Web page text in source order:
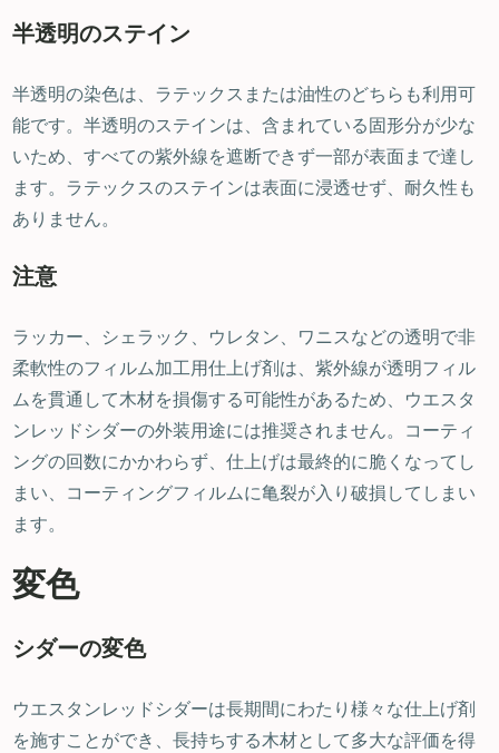
半透明のステイン
半透明の染色は、ラテックスまたは油性のどちらも利用可
能です。半透明のステインは、含まれている固形分が少な
いため、すべての紫外線を遮断できず一部が表面まで達し
ます。ラテックスのステインは表面に浸透せず、耐久性も
ありません。
注意
ラッカー、シェラック、ウレタン、ワニスなどの透明で非
柔軟性のフィルム加工用仕上げ剤は、紫外線が透明フィル
ムを貫通して木材を損傷する可能性があるため、ウエスタ
ンレッドシダーの外装用途には推奨されません。コーティ
ングの回数にかかわらず、仕上げは最終的に脆くなってし
まい、コーティングフィルムに亀裂が入り破損してしまい
ます。
変色
シダーの変色
ウエスタンレッドシダーは長期間にわたり様々な仕上げ剤
を施すことができ、長持ちする木材として多大な評価を得